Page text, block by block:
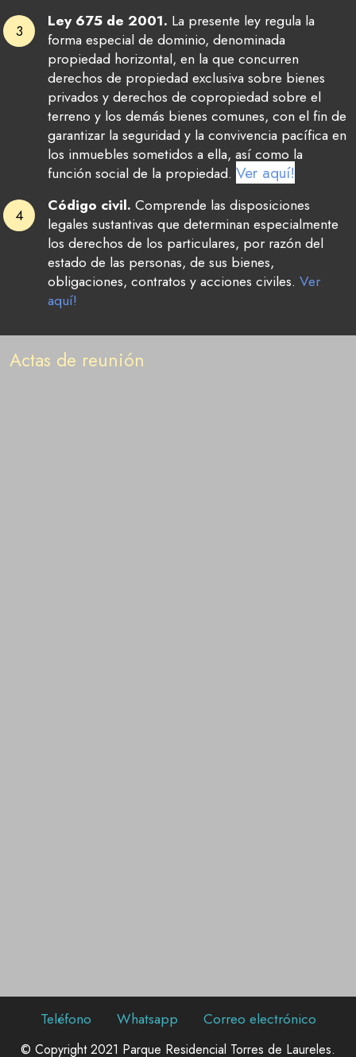
Ley 675 de 2001. La presente ley regula la
forma especial de dominio, denominada
propiedad horizontal, en la que concurren
derechos de propiedad exclusiva sobre bienes
privados y derechos de copropiedad sobre el
terreno y los demás bienes comunes, con el fin de
garantizar la seguridad y la convivencia pacífica en
los inmuebles sometidos a ella, así como la
función social de la propiedad. Ver aquí!
Código civil. Comprende las disposiciones
legales sustantivas que determinan especialmente
los derechos de los particulares, por razón del
estado de las personas, de sus bienes,
obligaciones, contratos y acciones civiles. Ver
aquí!
Actas de reunión
Teléfono Whatsapp Correo electrónico
© Copyright 2021 Parque Residencial Torres de Laureles.